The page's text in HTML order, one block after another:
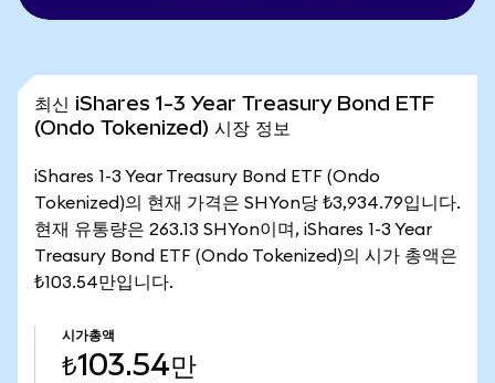
최신 iShares 1-3 Year Treasury Bond ETF
(Ondo Tokenized) 시장 정보
iShares 1-3 Year Treasury Bond ETF (Ondo
Tokenized)의 현재 가격은 SHYon당 ₺3,934.79입니다.
현재 유통량은 263.13 SHYon이며, iShares 1-3 Year
Treasury Bond ETF (Ondo Tokenized)의 시가 총액은
₺103.54만입니다.
시가총액
₺103.54만